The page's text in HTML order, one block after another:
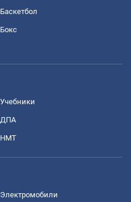
Баскетбол
Бокс
Учебники
ДПА
НМТ
Электромобили